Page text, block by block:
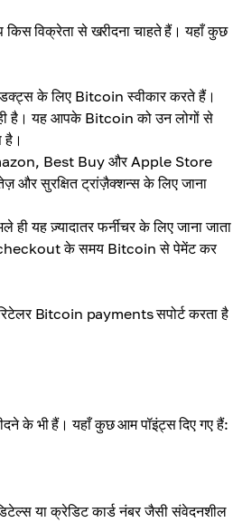
विक्रेता से खरीदना चाहते हैं। यहाँ कुछ
के लिए Bitcoin स्वीकार करते हैं।
है। यह आपके Bitcoin को उन लोगों से
है।
Best Buy और Apple Store
सुरक्षित ट्रांज़ैक्शन्स के लिए जाना
यह ज़्यादातर फर्नीचर के लिए जाना जाता
checkout के समय Bitcoin से पेमेंट कर
रिटेलर Bitcoin payments सपोर्ट करता है
के भी हैं। यहाँ कुछ आम पॉइंट्स दिए गए हैं:
या क्रेडिट कार्ड नंबर जैसी संवेदनशील